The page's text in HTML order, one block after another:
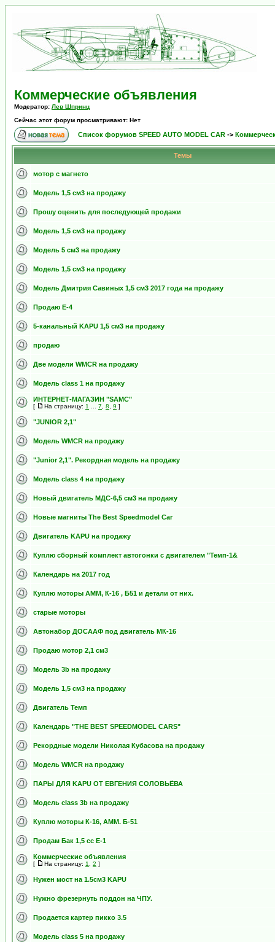
Коммерческие объявления
Модератор: Лев Шпринц
Сейчас этот форум просматривают: Нет
Список форумов SPEED AUTO MODEL CAR ->
Темы
мотор с магнето
Модель 1,5 см3 на продажу
Прошу оценить для последующей продажи
Модель 1,5 см3 на продажу
Модель 5 см3 на продажу
Модель 1,5 см3 на продажу
Модель Дмитрия Савиных 1,5 см3 2017 года на продажу
Продаю Е-4
5-канальный KAPU 1,5 см3 на продажу
продаю
Две модели WMCR на продажу
Модель class 1 на продажу
ИНТЕРНЕТ-МАГАЗИН "SAMC"
[ На страницу: 1 7 8 9 ]
"JUNIOR 2,1"
Модель WMCR на продажу
"Junior 2,1". Рекордная модель на продажу
Модель class 4 на продажу
Новый двигатель МДС-6,5 см3 на продажу
Новые магниты The Best Speedmodel Car
Двигатель KAPU на продажу
Куплю сборный комплект автогонки с двигателем "Темп-1&
Календарь на 2017 год
Куплю моторы АММ, К-16 , Б51 и детали от них.
старые моторы
Автонабор ДОСААФ под двигатель МК-16
Продаю мотор 2,1 см3
Модель 3b на продажу
Модель 1,5 см3 на продажу
Двигатель Темп
Календарь "THE BEST SPEEDMODEL CARS"
Рекордные модели Николая Кубасова на продажу
Модель WMCR на продажу
ПАРЫ ДЛЯ KAPU ОТ ЕВГЕНИЯ СОЛОВЬЁВА
Модель class 3b на продажу
Куплю моторы К-16, АММ. Б-51
Продам Бак 1,5 cc E-1
Коммерческие объявления
[ На страницу: 1 2 ]
Нужен мост на 1.5см3 KAPU
Нужно фрезернуть поддон на ЧПУ.
Продается картер пикко 3.5
Модель class 5 на продажу